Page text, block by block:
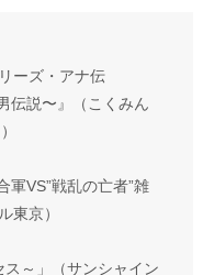
ーズ・アナ伝
伝説〜』（こくみん
軍VS”戦乱の亡者”雑
東京）
～」（サンシャイン